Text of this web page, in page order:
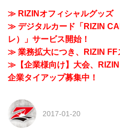
≫ RIZINオフィシャルグッズ
≫ デジタルカード「RIZIN
レ）」サービス開始！
≫ 業務拡大につき、RIZIN FF
≫【企業様向け】大会、
企業タイアップ募集中！
2017-01-20